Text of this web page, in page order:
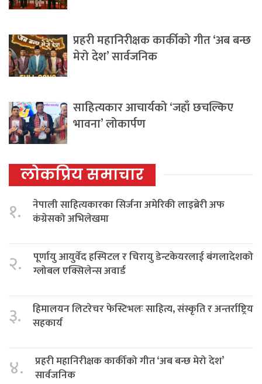
प्रहरी महानिरीक्षक कार्कीको गीत ‘अब बन्छ
मेरो देश’ सार्वजनिक
साहित्यकार आचार्यको ‘जहाँ छचल्किए
भावना’ लोकार्पण
लोकप्रिय समाचार
१.
नेपाली साहित्यकारका सिर्जना अमेरिकी लाइब्रेरी अफ
कंग्रेसको अभिलेखमा
२.
पूर्णायु आयुर्वेद हस्पिटल र चिरायु डेन्टकेयरलाई बंगलादेशको
ग्लोबल एक्सिलेन्स अवार्ड
३.
हिमालयन लिटरेचर फेस्टिभलः साहित्य, संस्कृति र अन्तर्राष्ट्रिय
सहकार्य
४.
प्रहरी महानिरीक्षक कार्कीको गीत ‘अब बन्छ मेरो देश’
सार्वजनिक